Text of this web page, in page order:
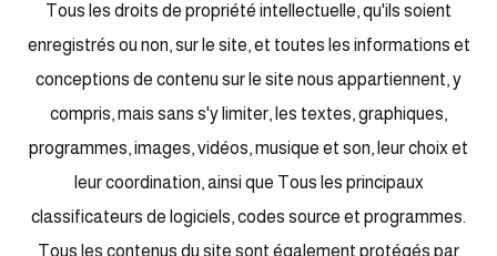
Tous les droits de propriété intellectuelle, qu'ils soient
enregistrés ou non, sur le site, et toutes les informations et
conceptions de contenu sur le site nous appartiennent, y
compris, mais sans s'y limiter, les textes, graphiques,
programmes, images, vidéos, musique et son, leur choix et
leur coordination, ainsi que Tous les principaux
classificateurs de logiciels, codes source et programmes.
Tous les contenus du site sont également protégés par